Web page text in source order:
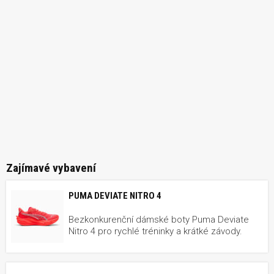
Zajímavé vybavení
PUMA DEVIATE NITRO 4
Bezkonkurenční dámské boty Puma Deviate
Nitro 4 pro rychlé tréninky a krátké závody.